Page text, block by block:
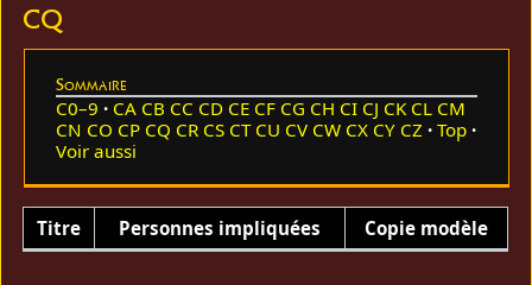
CQ
Sommaire
C0–9 CA CB CC CD CE CF CG CH CI CJ CK CL CM
CN CO CP CQ CR CS CT CU CV CW CX CY CZ
Top
Voir aussi
Titre Personnes impliquées Copie modèle